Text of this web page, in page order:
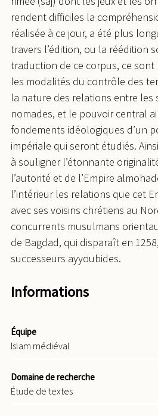
rendent difficiles la
réalisée à ce jour, a été plus
travers l’édition, ou la réédition
traduction de ce corpus, ce sont
les modalités du contrôle des
la nature des relations entre les
nomades, et le pouvoir central
fondements idéologiques d’un
impériale qui seront étudiés.
à souligner l’étonnante
l’autorité et de l’Empire
l’intérieur les relations que cet
avec ses voisins chrétiens au
concurrents musulmans
de Bagdad, qui disparaît en
successeurs ayyoubides.
Informations
Équipe
Islam médiéval
Domaine de recherche
Étude de textes